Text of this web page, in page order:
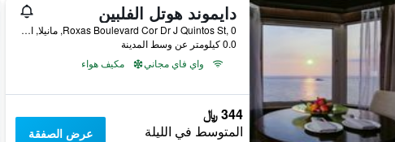
دايموند هوتل الفلبين
Roxas Boulevard Cor Dr J Quintos St, 0, مانيلا, الفلبين
0.0 كيلومتر عن وسط المدينة
واي فاي مجاني
مكيف هواء
344 ﷼
المتوسط في الليلة عرض الصفقة